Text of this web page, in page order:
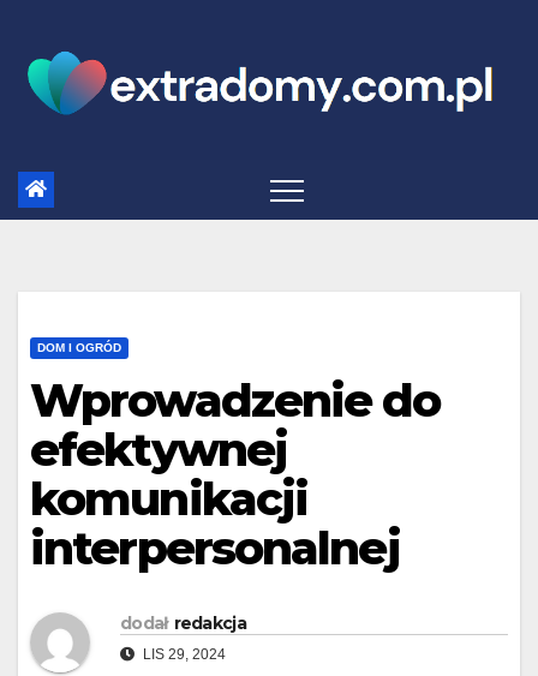
content
DOM I OGRÓD
Wprowadzenie do
efektywnej
komunikacji
interpersonalnej
dodał redakcja
LIS 29, 2024